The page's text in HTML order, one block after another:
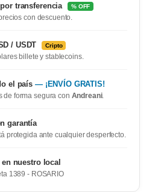
transferencia % OFF
con descuento.
/ USDT Cripto
billete y stablecoins.
el país — ¡ENVÍO GRATIS!
de forma segura con Andreani.
garantía
protegida ante cualquier desperfecto.
nuestro local
1389 - ROSARIO